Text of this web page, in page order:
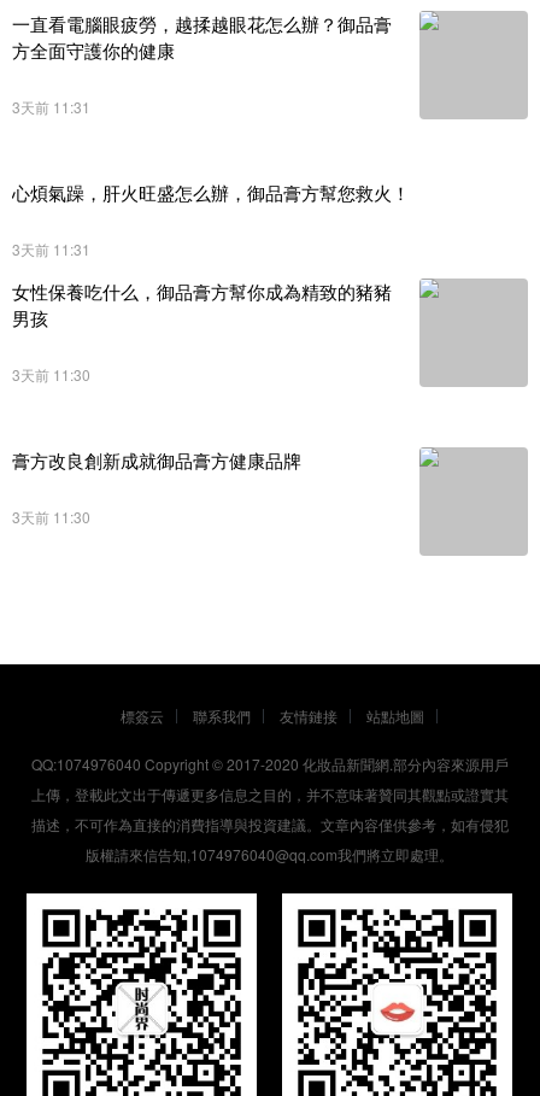
一直看電腦眼疲勞，越揉越眼花怎么辦？御品膏
方全面守護你的健康
3天前 11:31
心煩氣躁，肝火旺盛怎么辦，御品膏方幫您救火！
3天前 11:31
女性保養吃什么，御品膏方幫你成為精致的豬豬
男孩
3天前 11:30
膏方改良創新成就御品膏方健康品牌
3天前 11:30
標簽云 聯系我們 友情鏈接 站點地圖
QQ:1074976040 Copyright © 2017-2020 化妝品新聞網.部分內容來源用戶
上傳，登載此文出于傳遞更多信息之目的，并不意味著贊同其觀點或證實其
描述，不可作為直接的消費指導與投資建議。文章內容僅供參考，如有侵犯
版權請來信告知,1074976040@qq.com我們將立即處理。